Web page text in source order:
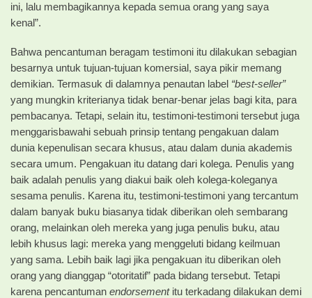
ini, lalu membagikannya kepada semua orang yang saya
kenal”.
Bahwa pencantuman beragam testimoni itu dilakukan sebagian
besarnya untuk tujuan-tujuan komersial, saya pikir memang
demikian. Termasuk di dalamnya penautan label “best-seller”
yang mungkin kriterianya tidak benar-benar jelas bagi kita, para
pembacanya. Tetapi, selain itu, testimoni-testimoni tersebut juga
menggarisbawahi sebuah prinsip tentang pengakuan dalam
dunia kepenulisan secara khusus, atau dalam dunia akademis
secara umum. Pengakuan itu datang dari kolega. Penulis yang
baik adalah penulis yang diakui baik oleh kolega-koleganya
sesama penulis. Karena itu, testimoni-testimoni yang tercantum
dalam banyak buku biasanya tidak diberikan oleh sembarang
orang, melainkan oleh mereka yang juga penulis buku, atau
lebih khusus lagi: mereka yang menggeluti bidang keilmuan
yang sama. Lebih baik lagi jika pengakuan itu diberikan oleh
orang yang dianggap “otoritatif” pada bidang tersebut. Tetapi
karena pencantuman endorsement itu terkadang dilakukan demi